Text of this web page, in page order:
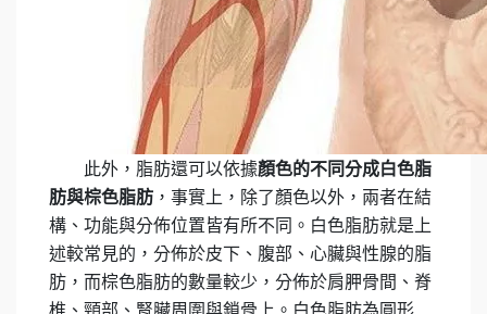
此外，脂肪還可以依據顏色的不同分成白色脂
肪與棕色脂肪 ，事實上，除了顏色以外，兩者在結
構、功能與分佈位置皆有所不同。白色脂肪就是上
述較常見的，分佈於皮下、腹部、心臟與性腺的脂
肪，而棕色脂肪的數量較少，分佈於肩胛骨間、脊
椎、頸部、腎臟周圍與鎖骨上。白色脂肪為圓形